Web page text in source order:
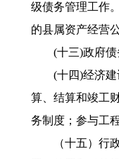
级债务管理工作
的县属资产经营
(十三)政府债务
(十四)经济建设
算、结算和竣工
务制度；参与工
（十五）行政